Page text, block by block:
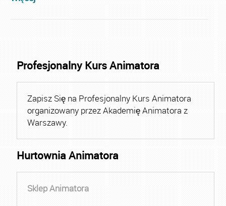
Profesjonalny Kurs Animatora
Zapisz Się na Profesjonalny Kurs Animatora
organizowany przez Akademię Animatora z
Warszawy.
Hurtownia Animatora
Sklep Animatora